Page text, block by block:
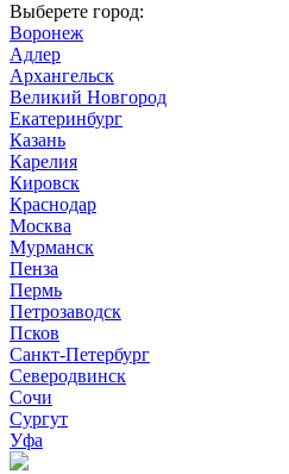
Выберете город:
Воронеж
Адлер
Архангельск
Великий Новгород
Екатеринбург
Казань
Карелия
Кировск
Краснодар
Москва
Мурманск
Пенза
Пермь
Петрозаводск
Псков
Санкт-Петербург
Северодвинск
Сочи
Сургут
Уфа